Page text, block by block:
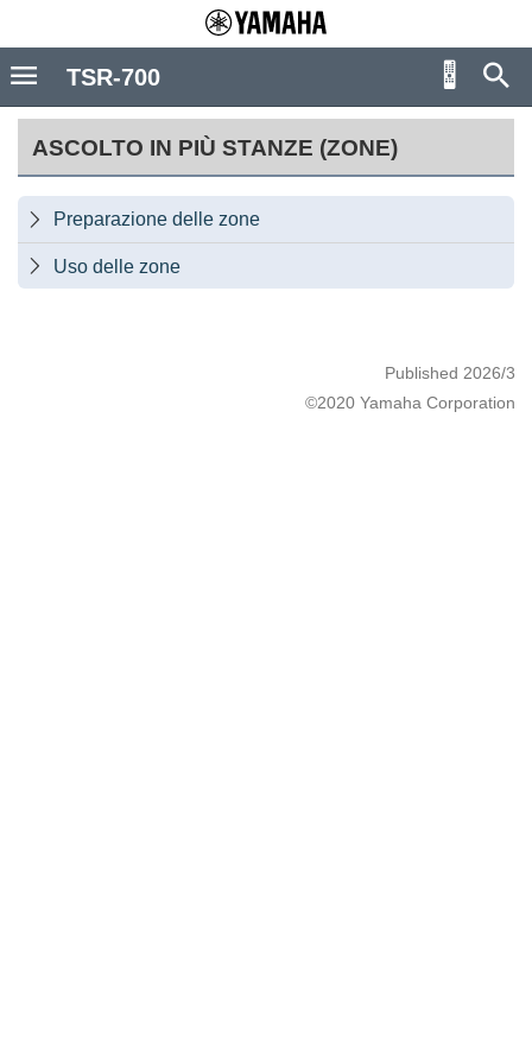
ASCOLTO IN PIÙ STANZE (ZONE)
 Preparazione delle zone
 Uso delle zone
Published 2026/3
©2020 Yamaha Corporation
TSR-700